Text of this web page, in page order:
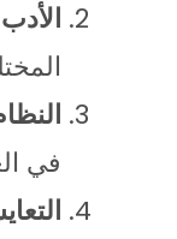
في